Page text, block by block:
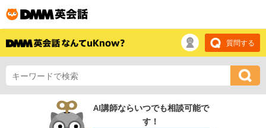
質問する
AI講師ならいつでも相談可能で
す！